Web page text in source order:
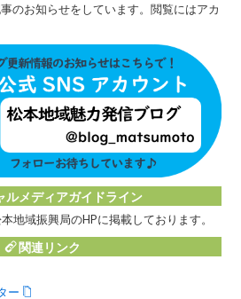
のお知らせをしています。閲覧にはアカ
ルメディアガイドライン
地域振興局のHPに掲載しております。
関連リンク
ー